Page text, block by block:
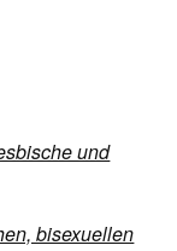
und
bisexuellen